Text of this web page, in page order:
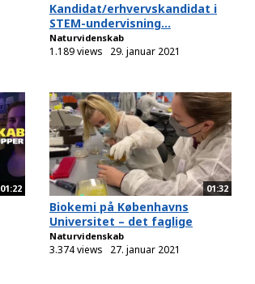
Kandidat/erhvervskandidat i
STEM-undervisning...
Naturvidenskab
1.189 views 29. januar 2021
01:22 01:32
Biokemi på Københavns
Universitet – det faglige
Naturvidenskab
3.374 views 27. januar 2021